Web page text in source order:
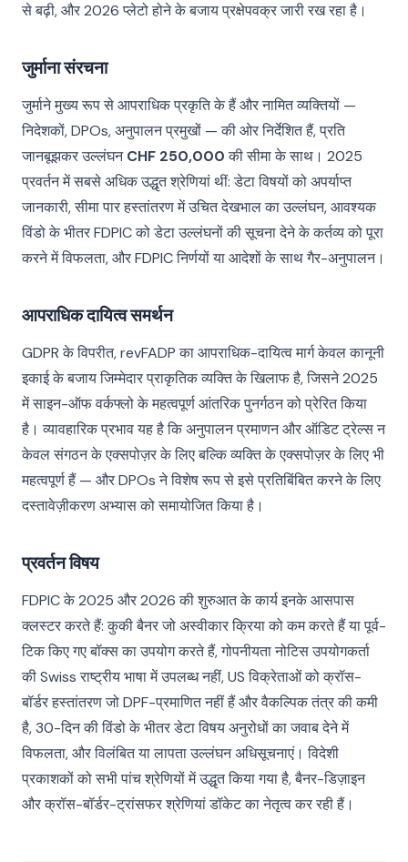
से बढ़ी, और 2026 प्लेटो होने के बजाय प्रक्षेपवक्र जारी रख रहा है।
जुर्माना संरचना
जुर्माने मुख्य रूप से आपराधिक प्रकृति के हैं और नामित व्यक्तियों —
निदेशकों, DPOs, अनुपालन प्रमुखों — की ओर निर्देशित हैं, प्रति
जानबूझकर उल्लंघनCHF 250,000की सीमा के साथ। 2025
प्रवर्तन में सबसे अधिक उद्धृत श्रेणियां थीं: डेटा विषयों को अपर्याप्त
जानकारी, सीमा पार हस्तांतरण में उचित देखभाल का उल्लंघन, आवश्यक
विंडो के भीतर FDPIC को डेटा उल्लंघनों की सूचना देने के कर्तव्य को पूरा
करने में विफलता, और FDPIC निर्णयों या आदेशों के साथ गैर-अनुपालन।
आपराधिक दायित्व समर्थन
GDPR के विपरीत, revFADP का आपराधिक-दायित्व मार्ग केवल कानूनी
इकाई के बजाय जिम्मेदार प्राकृतिक व्यक्ति के खिलाफ है, जिसने 2025
में साइन-ऑफ वर्कफ्लो के महत्वपूर्ण आंतरिक पुनर्गठन को प्रेरित किया
है। व्यावहारिक प्रभाव यह है कि अनुपालन प्रमाणन और ऑडिट ट्रेल्स न
केवल संगठन के एक्सपोज़र के लिए बल्कि व्यक्ति के एक्सपोज़र के लिए भी
महत्वपूर्ण हैं — और DPOs ने विशेष रूप से इसे प्रतिबिंबित करने के लिए
दस्तावेज़ीकरण अभ्यास को समायोजित किया है।
प्रवर्तन विषय
FDPIC के 2025 और 2026 की शुरुआत के कार्य इनके आसपास
क्लस्टर करते हैं: कुकी बैनर जो अस्वीकार क्रिया को कम करते हैं या पूर्व-
टिक किए गए बॉक्स का उपयोग करते हैं, गोपनीयता नोटिस उपयोगकर्ता
की Swiss राष्ट्रीय भाषा में उपलब्ध नहीं, US विक्रेताओं को क्रॉस-
बॉर्डर हस्तांतरण जो DPF-प्रमाणित नहीं हैं और वैकल्पिक तंत्र की कमी
है, 30-दिन की विंडो के भीतर डेटा विषय अनुरोधों का जवाब देने में
विफलता, और विलंबित या लापता उल्लंघन अधिसूचनाएं। विदेशी
प्रकाशकों को सभी पांच श्रेणियों में उद्धृत किया गया है, बैनर-डिज़ाइन
और क्रॉस-बॉर्डर-ट्रांसफर श्रेणियां डॉकेट का नेतृत्व कर रही हैं।